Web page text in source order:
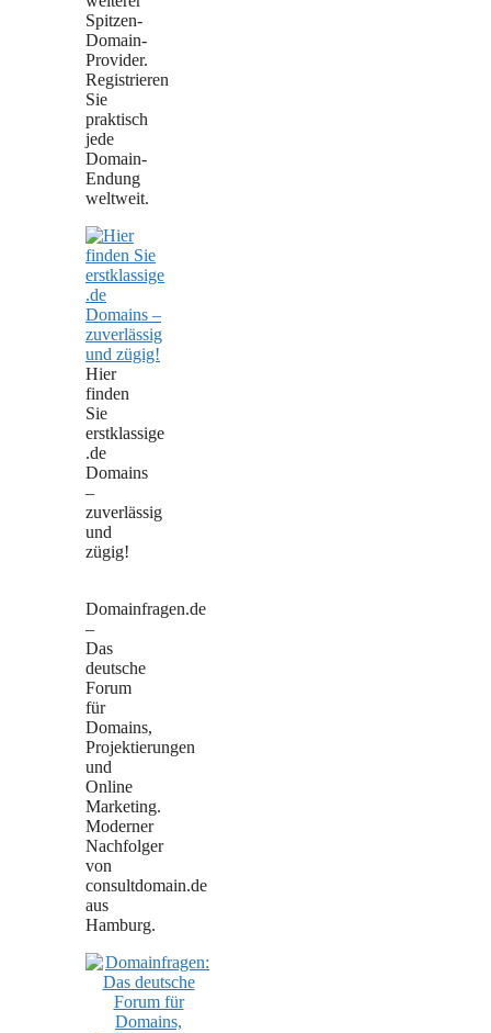
Spitzen-
Domain-
Provider.
Registrieren
Sie
praktisch
jede
Domain-
Endung
weltweit.
Hier
finden
Sie
erstklassige
.de
Domains
–
zuverlässig
und
zügig!
Domainfragen.de
–
Das
deutsche
Forum
für
Domains,
Projektierungen
und
Online
Marketing.
Moderner
Nachfolger
von
consultdomain.de
aus
Hamburg.